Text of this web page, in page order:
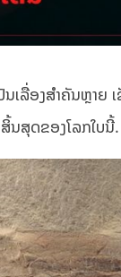
ເລື່ອງສຳຄັນຫຼາ
ນສຸດຂອງໂລກໃບນີ້.